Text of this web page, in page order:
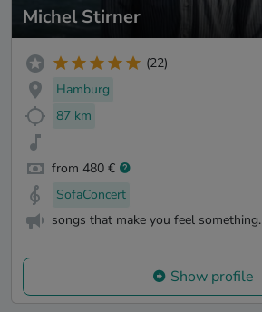
Michel Stirner
(22)
Hamburg
87 km
from 480 €
SofaConcert
songs that make you feel something.
Show profile